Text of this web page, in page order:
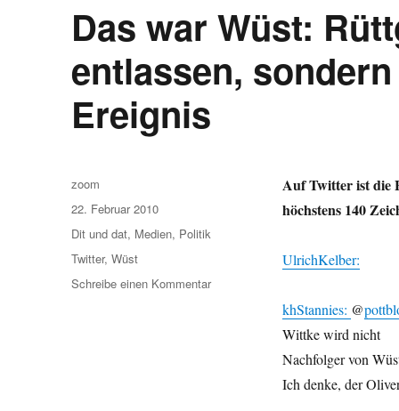
Das war Wüst:
entlassen,
Ereignis
Auf Twitter ist die
höchstens 140
UlrichKelber:
khStannies: @
Wittke wird nicht
Nachfolger von
Ich denke, der
Autor
zoom
Veröffentlicht
am
22. Februar 2010
Kategorien
Dit und dat, Medien, Politik
Schlagwörter
Twitter,Wüst
Schreibe einen Kommentarzu